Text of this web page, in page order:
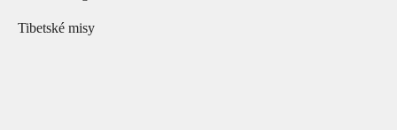
Tibetské misy